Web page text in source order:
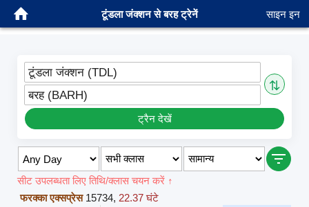
टूंडला जंक्शन से बरह ट्रेनें साइन इन
टूंडला जंक्शन (TDL)
⇅
बरह (BARH)
ट्रैन देखें
सीट उपलब्धता लिए तिथि/क्लास चयन करें ↑
फरक्का एक्सप्रेस 15734, 22.37 घंटे